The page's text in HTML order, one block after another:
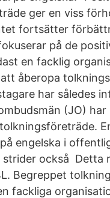
ger en viss
fortsätter
på de
en facklig
åberopa
har således
(JO) har
engelska i
strider också Detta
Begreppet
fackliga